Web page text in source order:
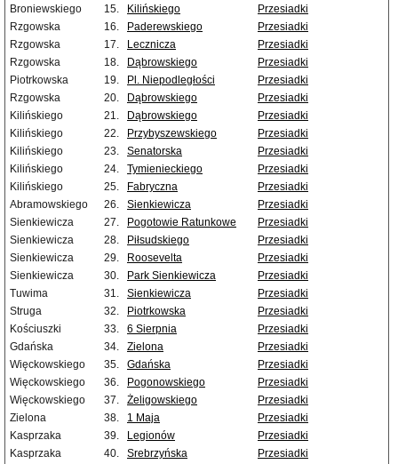
Broniewskiego
15. Kilińskiego
Przesiadki
Rzgowska
16. Paderewskiego
Przesiadki
Rzgowska
17. Lecznicza
Przesiadki
Rzgowska
18. Dąbrowskiego
Przesiadki
Piotrkowska
19. Pl. Niepodległości
Przesiadki
Rzgowska
20. Dąbrowskiego
Przesiadki
Kilińskiego
21. Dąbrowskiego
Przesiadki
Kilińskiego
22. Przybyszewskiego
Przesiadki
Kilińskiego
23. Senatorska
Przesiadki
Kilińskiego
24. Tymienieckiego
Przesiadki
Kilińskiego
25. Fabryczna
Przesiadki
Abramowskiego
26. Sienkiewicza
Przesiadki
Sienkiewicza
27. Pogotowie Ratunkowe
Przesiadki
Sienkiewicza
28. Piłsudskiego
Przesiadki
Sienkiewicza
29. Roosevelta
Przesiadki
Sienkiewicza
30. Park Sienkiewicza
Przesiadki
Tuwima
31. Sienkiewicza
Przesiadki
Struga
32. Piotrkowska
Przesiadki
Kościuszki
33. 6 Sierpnia
Przesiadki
Gdańska
34. Zielona
Przesiadki
Więckowskiego
35. Gdańska
Przesiadki
Więckowskiego
36. Pogonowskiego
Przesiadki
Więckowskiego
37. Żeligowskiego
Przesiadki
Zielona
38. 1 Maja
Przesiadki
Kasprzaka
39. Legionów
Przesiadki
Kasprzaka
40. Srebrzyńska
Przesiadki